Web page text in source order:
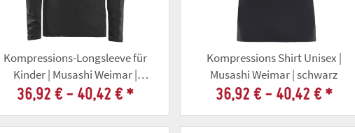
Kompressions-Longsleeve für
Kinder | Musashi Weimar |
schwarz
36,92 € - 40,42 € *
Kompressions Shirt Unisex |
Musashi Weimar | schwarz
36,92 € - 40,42 € *